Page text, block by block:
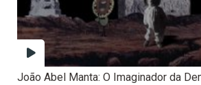
João Abel Manta: O Imaginador da